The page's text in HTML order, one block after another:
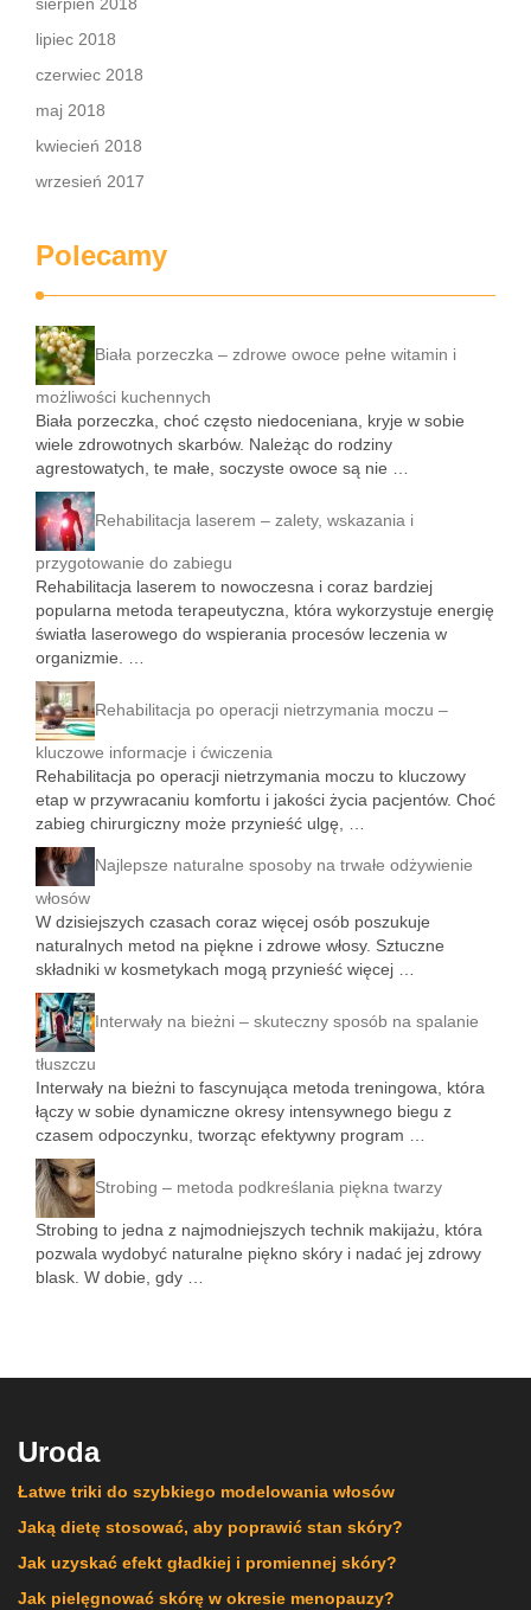
lipiec 2018
czerwiec 2018
maj 2018
kwiecień 2018
wrzesień 2017
Polecamy
Biała porzeczka – zdrowe owoce pełne witamin i
możliwości kuchennych
Biała porzeczka, choć często niedoceniana, kryje w sobie
wiele zdrowotnych skarbów. Należąc do rodziny
agrestowatych, te małe, soczyste owoce są nie …
Rehabilitacja laserem – zalety, wskazania i
przygotowanie do zabiegu
Rehabilitacja laserem to nowoczesna i coraz bardziej
popularna metoda terapeutyczna, która wykorzystuje energię
światła laserowego do wspierania procesów leczenia w
organizmie. …
Rehabilitacja po operacji nietrzymania moczu –
kluczowe informacje i ćwiczenia
Rehabilitacja po operacji nietrzymania moczu to kluczowy
etap w przywracaniu komfortu i jakości życia pacjentów. Choć
zabieg chirurgiczny może przynieść ulgę, …
Najlepsze naturalne sposoby na trwałe odżywienie
włosów
W dzisiejszych czasach coraz więcej osób poszukuje
naturalnych metod na piękne i zdrowe włosy. Sztuczne
składniki w kosmetykach mogą przynieść więcej …
Interwały na bieżni – skuteczny sposób na spalanie
tłuszczu
Interwały na bieżni to fascynująca metoda treningowa, która
łączy w sobie dynamiczne okresy intensywnego biegu z
czasem odpoczynku, tworząc efektywny program …
Strobing – metoda podkreślania piękna twarzy
Strobing to jedna z najmodniejszych technik makijażu, która
pozwala wydobyć naturalne piękno skóry i nadać jej zdrowy
blask. W dobie, gdy …
Uroda
Łatwe triki do szybkiego modelowania włosów
Jaką dietę stosować, aby poprawić stan skóry?
Jak uzyskać efekt gładkiej i promiennej skóry?
Jak pielęgnować skórę w okresie menopauzy?